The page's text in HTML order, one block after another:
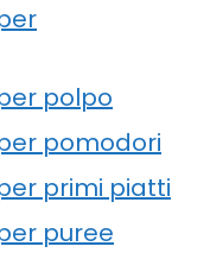
polpo
pomodori
primi piatti
puree